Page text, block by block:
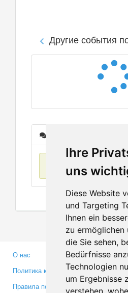
Ihre
uns
Diese Website
und Targeting
Ihnen ein
zu ermöglichen
die Sie sehen,
Bedürfnisse
Technologien
um Ergebnisse
verstehen,
Другие события
Нет данных
О нас
Политика конфиденциальности
Правила пользования